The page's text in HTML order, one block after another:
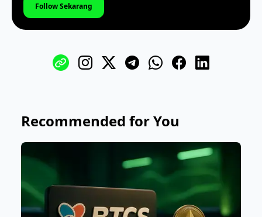
Follow Sekarang
Recommended for You